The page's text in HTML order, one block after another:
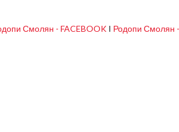
Смолян - FACEBOOK I Родопи Смолян